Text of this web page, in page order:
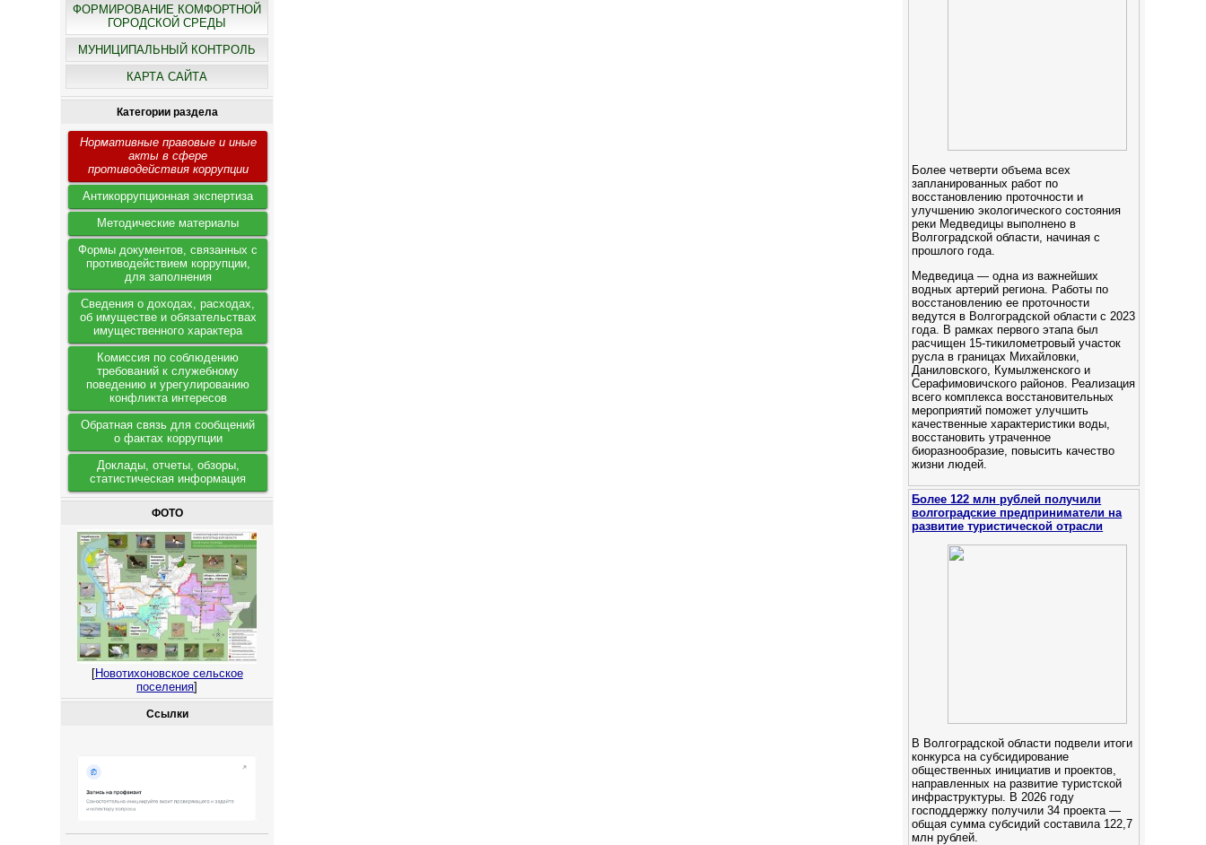
ФОРМИРОВАНИЕ КОМФОРТНОЙ
ГОРОДСКОЙ СРЕДЫ
МУНИЦИПАЛЬНЫЙ КОНТРОЛЬ
КАРТА САЙТА
Категории раздела
Нормативные правовые и иные
акты в сфере
противодействия коррупции
Антикоррупционная экспертиза
Методические материалы
Формы документов, связанных с
противодействием коррупции,
для заполнения
Сведения о доходах, расходах,
об имуществе и обязательствах
имущественного характера
Комиссия по соблюдению
требований к служебному
поведению и урегулированию
конфликта интересов
Обратная связь для сообщений
о фактах коррупции
Доклады, отчеты, обзоры,
статистическая информация
ФОТО
[Новотихоновское сельское
поселения]
Ссылки
Более четверти объема всех
запланированных работ по
восстановлению проточности и
улучшению экологического состояния
реки Медведицы выполнено в
Волгоградской области, начиная с
прошлого года.
Медведица — одна из важнейших
водных артерий региона. Работы по
восстановлению ее проточности
ведутся в Волгоградской области с 2023
года. В рамках первого этапа был
расчищен 15-тикилометровый участок
русла в границах Михайловки,
Даниловского, Кумылженского и
Серафимовичского районов. Реализация
всего комплекса восстановительных
мероприятий поможет улучшить
качественные характеристики воды,
восстановить утраченное
биоразнообразие, повысить качество
жизни людей.
Более 122 млн рублей получили
волгоградские предприниматели на
развитие туристической отрасли
В Волгоградской области подвели итоги
конкурса на субсидирование
общественных инициатив и проектов,
направленных на развитие туристской
инфраструктуры. В 2026 году
господдержку получили 34 проекта —
общая сумма субсидий составила 122,7
млн рублей.